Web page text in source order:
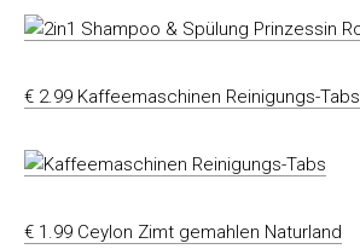
€ 2.99 Kaffeemaschinen Reinigungs-Tabs
€ 1.99 Ceylon Zimt gemahlen Naturland